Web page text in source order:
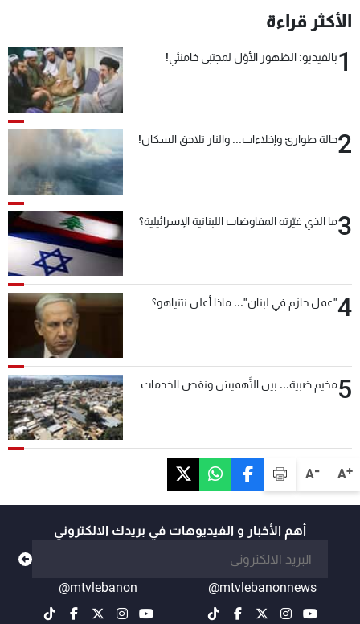
A+
A-
الأكثر قراءة
1بالفيديو: الظهور الأوّل لمجتبى خامنئي!
2حالة طوارئ وإخلاءات... والنار تلاحق السكان!
3ما الذي غيّرته المفاوضات اللبنانية الإسرائيلية؟
4"عمل حازم في لبنان"... ماذا أعلن نتنياهو؟
5مخيم ضبية... بين التَّهميش ونقص الخدمات
أهم الأخبار و الفيديوهات في بريدك الالكتروني
@mtvlebanonnews
@mtvlebanon
الإنـتـاج
لاعلاناتكم
سياسة الخصوصية